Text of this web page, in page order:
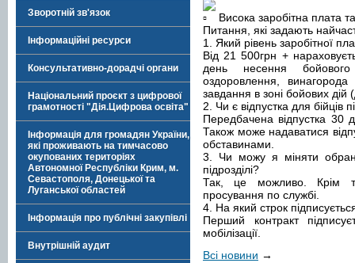
Зворотній зв'язок
Інформаційні ресурси
Консультативно-дорадчі органи
Національний проєкт з цифрової
грамотності "Дія.Цифрова освіта"
Інформація для громадян України,
які проживають на тимчасово
окупованих територіях
Автономної Республіки Крим, м.
Севастополя, Донецької та
Луганської областей
Інформація про публічні закупівлі
Внутрішній аудит
Висока заробітна плата
Питання, які задають
1. Який рівень заробітної
Від 21 500грн +
день несення
оздоровлення,
завдання в зоні бойових
2. Чи є відпустка для бійців
Передбачена відпустка 30
Також може надаватися
обставинами.
3. Чи можу я міняти
підрозділі?
Так, це можливо. Крім
просування по службі.
4. На який строк
Перший контракт
мобілізації.
Всі новини →